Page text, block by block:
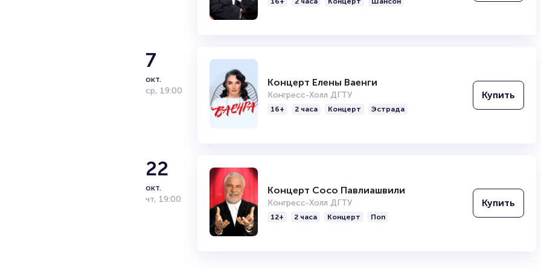
началась с участия в шоу «Comedy Баттл» на ТНТ. Он дважды приходил на проект, однако не
начал вести канал на YouTube, где собрал почти миллион подписчиков. В 2015-м году
7
окт.
ср, 19:00
Концерт Елены Ваенги
Конгресс-Холл ДГТУ
16+ 2 часа Концерт Эстрада
Купить
22
окт.
чт, 19:00
Концерт Сосо Павлиашвили
Конгресс-Холл ДГТУ
12+ 2 часа Концерт Поп
Купить